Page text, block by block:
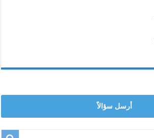
أرسل سؤالاً